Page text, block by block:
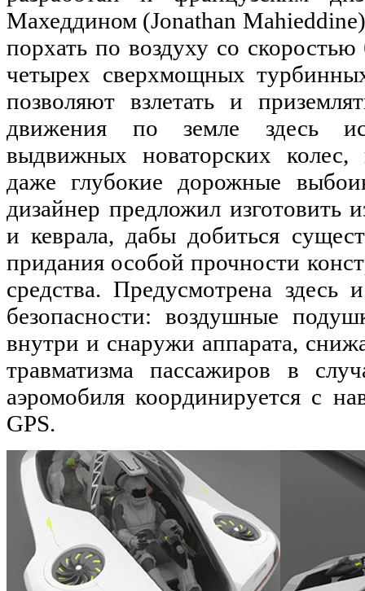
Махеддином (Jonathan
порхать по воздуху со
четырех сверхмощных
позволяют взлетать и
движения по земле здесь
выдвижных новаторских
даже глубокие дорожные
дизайнер предложил изготовить
и кеврала, дабы добиться
придания особой прочности
средства. Предусмотрена здесь
безопасности: воздушные
внутри и снаружи аппарата,
травматизма пассажиров в
аэромобиля координируется с
GPS.